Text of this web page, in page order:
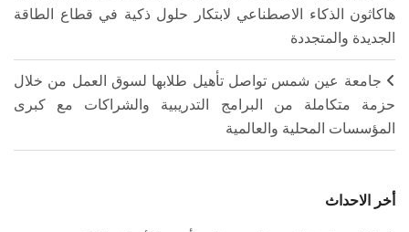
هاكاثون الذكاء الاصطناعي لابتكار حلول ذكية في قطاع الطاقة
الجديدة والمتجددة
جامعة عين شمس تواصل تأهيل طلابها لسوق العمل من خلال
حزمة متكاملة من البرامج التدريبية والشراكات مع كبرى
المؤسسات المحلية والعالمية
أخر الاحداث